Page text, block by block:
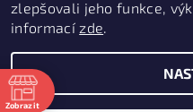
2026 © Quill
Zobrazit
zlepšovali jeho funkce,
informacízde.